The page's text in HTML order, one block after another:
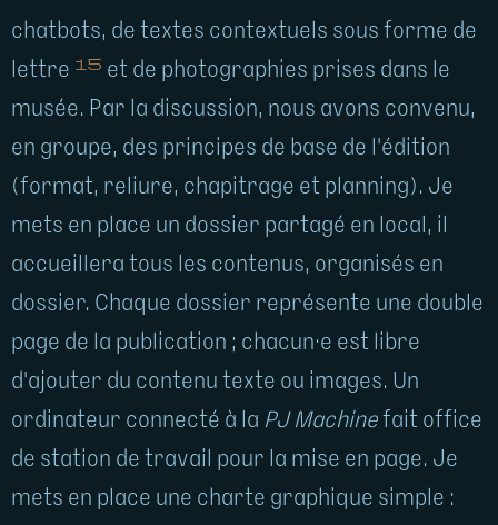
chatbots, de textes contextuels sous forme de
lettre 15 et de photographies prises dans le
musée. Par la discussion, nous avons convenu,
en groupe, des principes de base de l'édition
(format, reliure, chapitrage et planning). Je
mets en place un dossier partagé en local, il
accueillera tous les contenus, organisés en
dossier. Chaque dossier représente une double
page de la publication ; chacun·e est libre
d'ajouter du contenu texte ou images. Un
ordinateur connecté à la PJ Machine fait office
de station de travail pour la mise en page. Je
mets en place une charte graphique simple :